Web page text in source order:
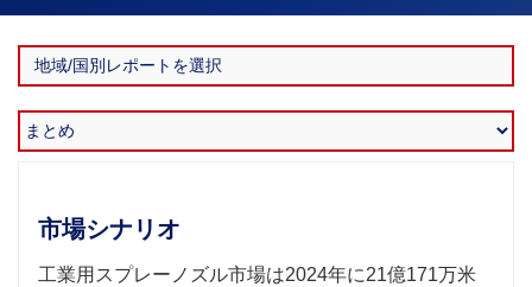
市場シナリオ
工業用スプレーノズル市場は2024年に21億171万米